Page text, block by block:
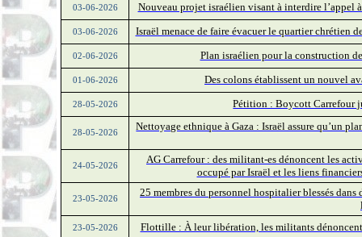
03-06-2026 Nouveau projet israélien visant à interdire l’appel
03-06-2026 Israël menace de faire évacuer le quartier chrétien
02-06-2026 Plan israélien pour la construction
01-06-2026 Des colons établissent un nouvel
28-05-2026 Pétition : Boycott Carrefour
28-05-2026
Nettoyage ethnique à Gaza : Israël assure qu’un
24-05-2026
AG Carrefour : des militant-es dénoncent les
occupé par Israël et les liens
23-05-2026
25 membres du personnel hospitalier blessés
23-05-2026 Flottille : À leur libération, les militants